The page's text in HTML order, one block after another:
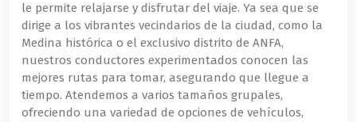
le permite relajarse y disfrutar del viaje. Ya sea que se
dirige a los vibrantes vecindarios de la ciudad, como la
Medina histórica o el exclusivo distrito de ANFA,
nuestros conductores experimentados conocen las
mejores rutas para tomar, asegurando que llegue a
tiempo. Atendemos a varios tamaños grupales,
ofreciendo una variedad de opciones de vehículos,